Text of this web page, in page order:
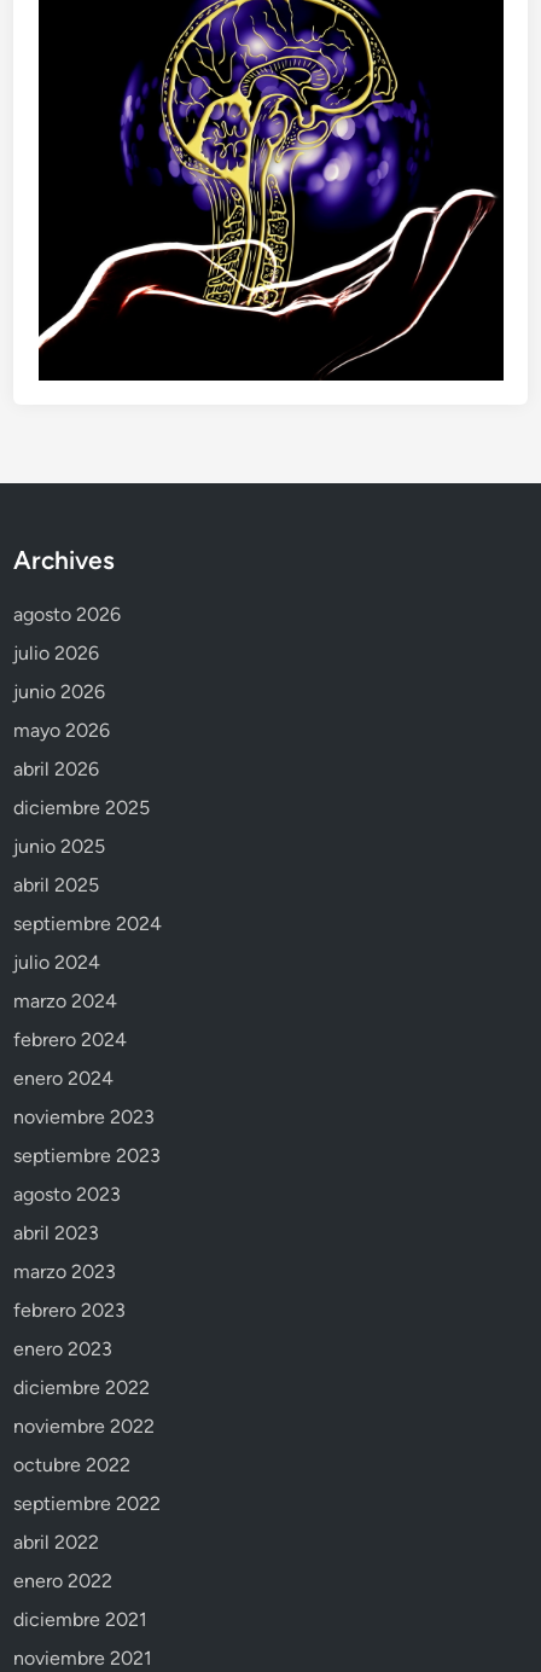
Archives
agosto 2026
julio 2026
junio 2026
mayo 2026
abril 2026
diciembre 2025
junio 2025
abril 2025
septiembre 2024
julio 2024
marzo 2024
febrero 2024
enero 2024
noviembre 2023
septiembre 2023
agosto 2023
abril 2023
marzo 2023
febrero 2023
enero 2023
diciembre 2022
noviembre 2022
octubre 2022
septiembre 2022
abril 2022
enero 2022
diciembre 2021
noviembre 2021